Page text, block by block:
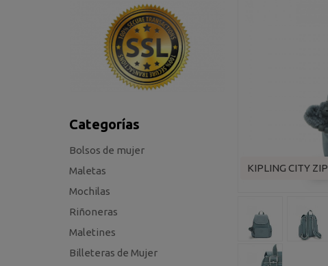
Categorías
Bolsos de mujer
Maletas
Mochilas
Riñoneras
Maletines
Billeteras de Mujer
KIPLING CITY